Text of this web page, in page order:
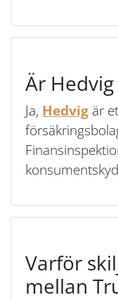
Är
Ja, Hedvig är
Varför
mellan